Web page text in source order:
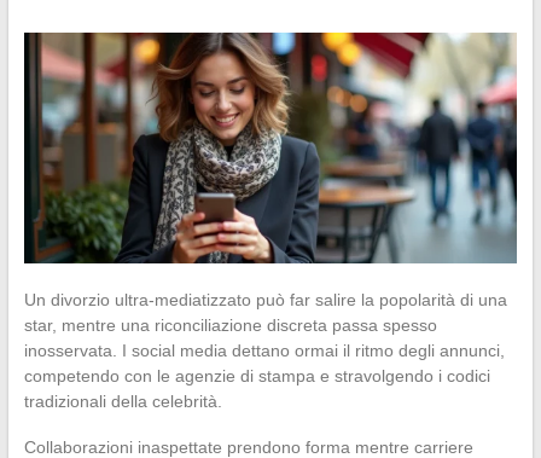
Un divorzio ultra-mediatizzato può far salire la popolarità di una
star, mentre una riconciliazione discreta passa spesso
inosservata. I social media dettano ormai il ritmo degli annunci,
competendo con le agenzie di stampa e stravolgendo i codici
tradizionali della celebrità.
Collaborazioni inaspettate prendono forma mentre carriere